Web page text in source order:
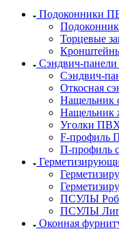
Подоконники
Торцевые
Сэндвич-
Сэндвич-
Откосная
Нащельник
Нащельник
Уголки
F-профиль
П-профиль
ПСУЛЫ
ПСУЛЫ
Оконная